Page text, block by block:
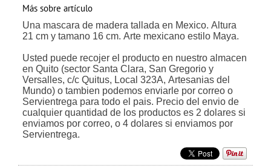
Más sobre artículo
Una mascara de madera tallada en Mexico. Altura
21 cm y tamano 16 cm. Arte mexicano estilo Maya.
Usted puede recojer el producto en nuestro almacen
en Quito (sector Santa Clara, San Gregorio y
Versalles, c/c Quitus, Local 323A, Artesanias del
Mundo) o tambien podemos enviarle por correo o
Servientrega para todo el pais. Precio del envio de
cualquier quantidad de los productos es 2 dolares si
enviamos por correo, o 4 dolares si enviamos por
Servientrega.